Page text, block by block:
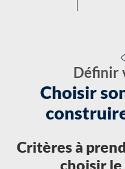
Définir
Choisir
Critères à
choisir